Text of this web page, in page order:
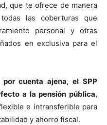
que te ofrece de manera
las coberturas que
personal y otras
en exclusiva para el
cuenta ajena, el SPP
a la pensión pública,
e intransferible para
y ahorro fiscal.